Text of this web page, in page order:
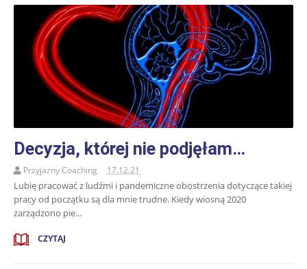
Decyzja, której nie podjęłam…
Przyjazny Coaching 17.12.21
Lubię pracować z ludźmi i pandemiczne obostrzenia dotyczące takiej
pracy od początku są dla mnie trudne. Kiedy wiosną 2020
zarządzono pie...
CZYTAJ